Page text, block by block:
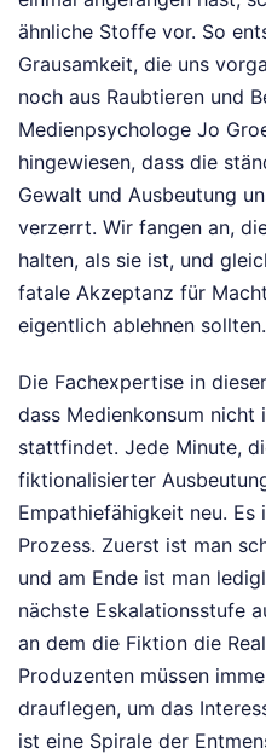
ähnliche Stoffe vor. So
Grausamkeit, die uns
noch aus Raubtieren und
Medienpsychologe Jo
hingewiesen, dass die
Gewalt und Ausbeutung
verzerrt. Wir fangen an,
halten, als sie ist, und
fatale Akzeptanz für
eigentlich ablehnen sollten.
Die Fachexpertise in
dass Medienkonsum nicht
stattfindet. Jede Minute,
fiktionalisierter
Empathiefähigkeit neu. Es
Prozess. Zuerst ist man
und am Ende ist man
nächste Eskalationsstufe
an dem die Fiktion die
Produzenten müssen
drauflegen, um das
ist eine Spirale der